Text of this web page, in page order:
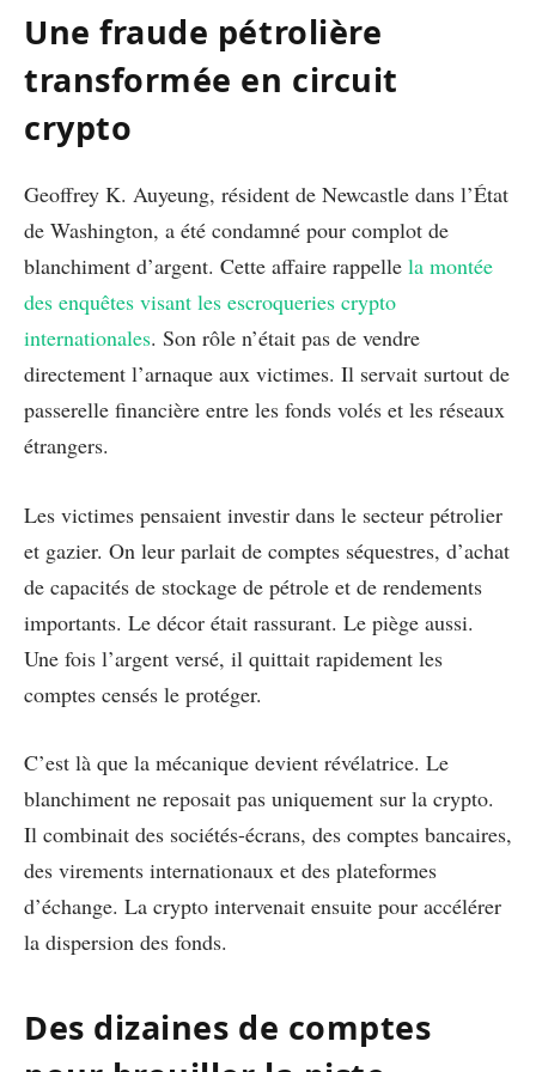
Une fraude pétrolière
transformée en circuit
crypto
Geoffrey K. Auyeung, résident de Newcastle dans l’État
de Washington, a été condamné pour complot de
blanchiment d’argent. Cette affaire rappelle la montée
des enquêtes visant les escroqueries crypto
internationales. Son rôle n’était pas de vendre
directement l’arnaque aux victimes. Il servait surtout de
passerelle financière entre les fonds volés et les réseaux
étrangers.
Les victimes pensaient investir dans le secteur pétrolier
et gazier. On leur parlait de comptes séquestres, d’achat
de capacités de stockage de pétrole et de rendements
importants. Le décor était rassurant. Le piège aussi.
Une fois l’argent versé, il quittait rapidement les
comptes censés le protéger.
C’est là que la mécanique devient révélatrice. Le
blanchiment ne reposait pas uniquement sur la crypto.
Il combinait des sociétés-écrans, des comptes bancaires,
des virements internationaux et des plateformes
d’échange. La crypto intervenait ensuite pour accélérer
la dispersion des fonds.
Des dizaines de comptes